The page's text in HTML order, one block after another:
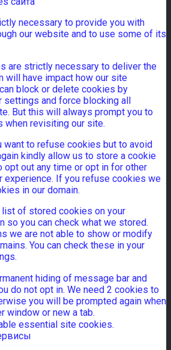
necessary to provide you with
our website and to use some of its
are strictly necessary to deliver the
will have impact how our site
block or delete cookies by
settings and force blocking all
But this will always prompt you to
revisiting our site.
to refuse cookies but to avoid
kindly allow us to store a cookie
opt out any time or opt in for other
experience. If you refuse cookies we
in our domain.
of stored cookies on your
so you can check what we stored.
we are not able to show or modify
You can check these in your
hiding of message bar and
do not opt in. We need 2 cookies to
you will be prompted again when
window or new a tab.
essential site cookies.